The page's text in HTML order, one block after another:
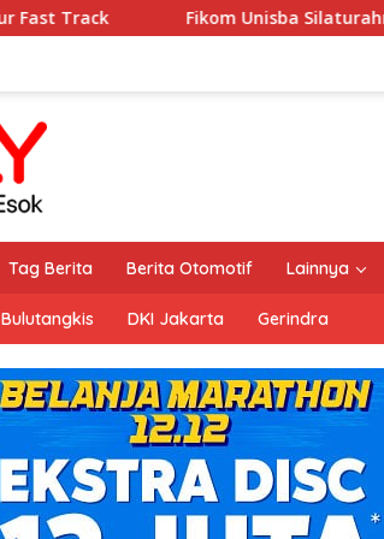
Fikom Unisba Silaturahmi ke Fikom
Tag Berita Berita Otomotif Lainnya
Bulutangkis DKI Jakarta Gerindra